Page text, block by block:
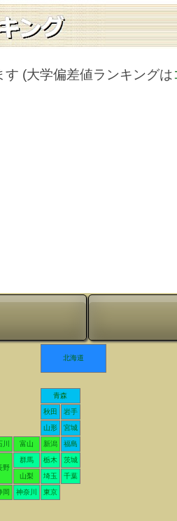
す (大学偏差値ランキングは
北海道
青森
秋田 岩手
山形 宮城
川 富山 新潟 福島
野
群馬 栃木 茨城
山梨 埼玉 千葉
岡 神奈川 東京